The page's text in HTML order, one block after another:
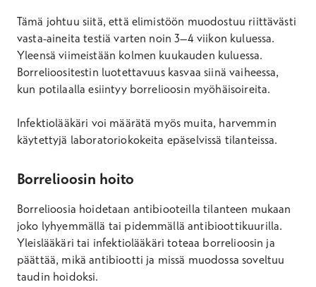
Tämä johtuu siitä, että elimistöön muodostuu riittävästi
vasta-aineita testiä varten noin 3–4 viikon kuluessa.
Yleensä viimeistään kolmen kuukauden kuluessa.
Borrelioositestin luotettavuus kasvaa siinä vaiheessa,
kun potilaalla esiintyy borrelioosin myöhäisoireita.
Infektiolääkäri voi määrätä myös muita, harvemmin
käytettyjä laboratoriokokeita epäselvissä tilanteissa.
Borrelioosin hoito
Borrelioosia hoidetaan antibiooteilla tilanteen mukaan
joko lyhyemmällä tai pidemmällä antibioottikuurilla.
Yleislääkäri tai infektiolääkäri toteaa borrelioosin ja
päättää, mikä antibiootti ja missä muodossa soveltuu
taudin hoidoksi.